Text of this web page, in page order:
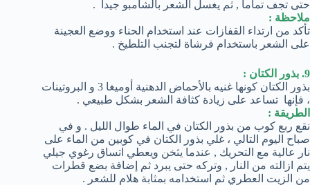
حتى تجف تماما , ثم يغسل الشعر بالشامبو جيدا .
ملاحظة :
تأكد من ارتداء القفازات عند استخدام الحناء ووضع العجينة
على الشعر باستخدام فرشاة لتجنب التلطيخ .
9. بذور الكتان :
بذور الكتان كونها غنيه بالأحماض الدهنية أوميغا 3 و البروتينات
، فإنها تساعد على زيادة كثافة الشعر بشكل طبيعي .
الطريقة :
نقع ربع كوب من بذور الكتان في الماء طوال الليل . و في
صباح اليوم التالي ، غلي بذور الكتان في كوبين من الماء على
نار عالية مع التحريك , عندما يثخن ويعطي اتساق رغوي جيلي
يتم ازالته من النار , وتركه حتى يبرد ثم إضافة بضع قطرات
من الزيت العطري ثم استخدامه بمثابة هلام للشعر .